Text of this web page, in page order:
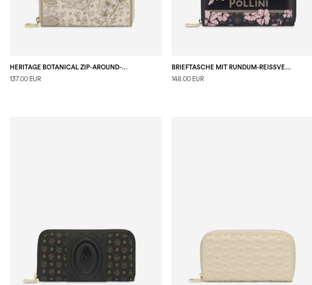
HERITAGE BOTANICAL ZIP-AROUND-GELDBÖRSE
137.00 EUR
BRIEFTASCHE MIT RUNDUM-REISSVERSCHLUSS HERITAGE MARINA FLOWER
148.00 EUR